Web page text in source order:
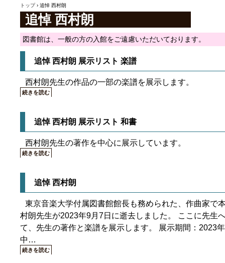
トップ › 追悼 西村朗
追悼 西村朗
図書館は、一般の方の入館をご遠慮いただいております。
追悼 西村朗 展示リスト 楽譜
西村朗先生の作品の一部の楽譜を展示します。
続きを読む
追悼 西村朗 展示リスト 和書
西村朗先生の著作を中心に展示しています。
続きを読む
追悼 西村朗
東京音楽大学付属図書館館長も務められた、作曲家で
村朗先生が2023年9月7日に逝去しました。 ここに先生
て、先生の著作と楽譜を展示します。 展示期間：
中…
続きを読む